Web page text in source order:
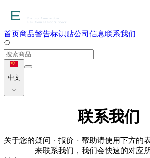
首页商品警告标识贴公司信息联系我们
中文
联系我们
关于您的疑问・报价・帮助请使用下方的
来联系我们，我们会快速的对应